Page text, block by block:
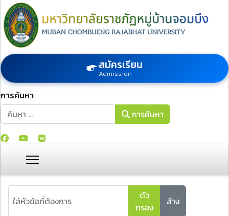
สมัครเรียน
Admission
การค้นหา
การค้นหา
การค้นหา
ตัว
กรอง
ล้าง